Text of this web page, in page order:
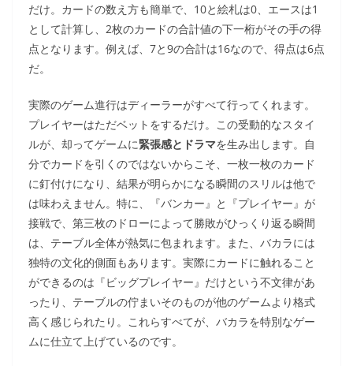
だけ。カードの数え方も簡単で、10と絵札は0、エースは1
として計算し、2枚のカードの合計値の下一桁がその手の得
点となります。例えば、7と9の合計は16なので、得点は6点
だ。
実際のゲーム進行はディーラーがすべて行ってくれます。
プレイヤーはただベットをするだけ。この受動的なスタイ
ルが、却ってゲームに緊張感とドラマを生み出します。自
分でカードを引くのではないからこそ、一枚一枚のカード
に釘付けになり、結果が明らかになる瞬間のスリルは他で
は味わえません。特に、『バンカー』と『プレイヤー』が
接戦で、第三枚のドローによって勝敗がひっくり返る瞬間
は、テーブル全体が熱気に包まれます。また、バカラには
独特の文化的側面もあります。実際にカードに触れること
ができるのは『ビッグプレイヤー』だけという不文律があ
ったり、テーブルの佇まいそのものが他のゲームより格式
高く感じられたり。これらすべてが、バカラを特別なゲー
ムに仕立て上げているのです。